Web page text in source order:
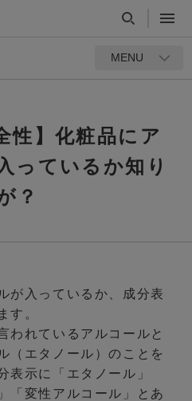
MENU
性】化粧品にア
っているか知り
？
が入っているか、成分表
す。
われているアルコールと
（エタノール）のことを
表示に「エタノール」
「変性アルコール」とあ